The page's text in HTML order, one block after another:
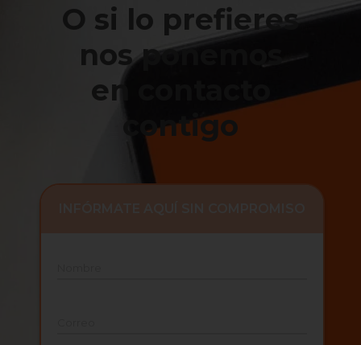
O si lo prefieres
nos ponemos
en contacto
contigo